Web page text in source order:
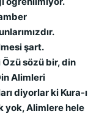
şart.
Özü sözü bir, din
Alimleri
diyorlar ki Kura-ı
yok, Alimlere hele